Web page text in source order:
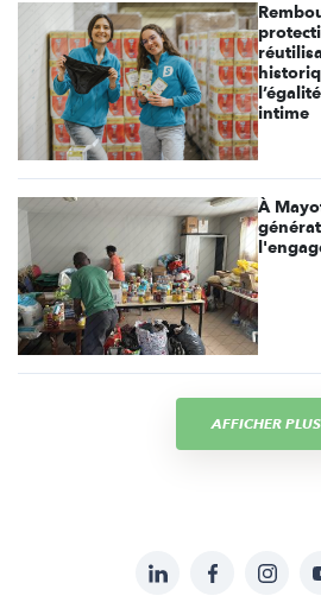
intime
À
AFFICHER PLUS
LinkedInFacebook